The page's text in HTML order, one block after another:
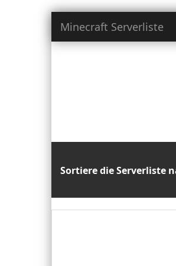
Minecraft Serverliste
Sortiere die Serverliste